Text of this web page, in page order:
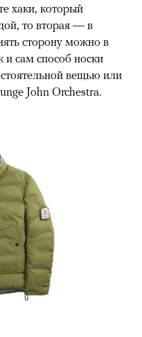
хаки, который
то вторая — в
сторону можно в
и сам способ носки
вещью или
John Orchestra.